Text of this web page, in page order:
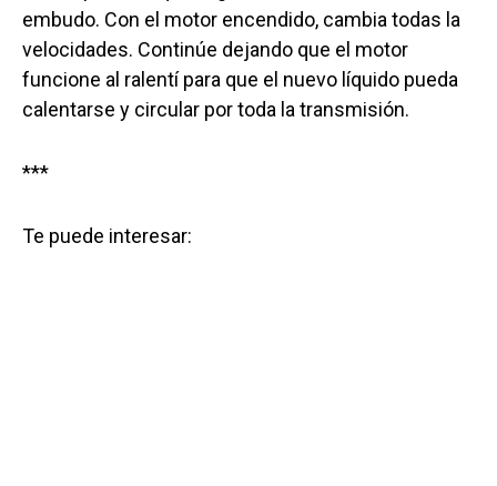
embudo. Con el motor encendido, cambia todas la
velocidades. Continúe dejando que el motor
funcione al ralentí para que el nuevo líquido pueda
calentarse y circular por toda la transmisión.
***
Te puede interesar: